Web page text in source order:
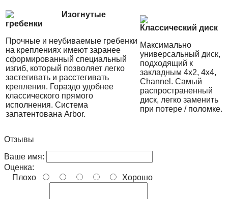
Изогнутые
гребенки
Прочные и неубиваемые гребенки
на креплениях имеют заранее
сформированный специальный
изгиб, который позволяет легко
застегивать и расстегивать
крепления. Гораздо удобнее
классического прямого
исполнения. Система
запатентована Arbor.
Классический диск
Максимально
универсальный диск,
подходящий к
закладным 4х2, 4х4,
Channel. Самый
распространенный
диск, легко заменить
при потере / поломке.
Отзывы
Ваше имя:
Оценка:
Плохо
Хорошо